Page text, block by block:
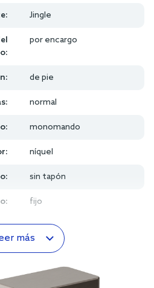
Jingle
por encargo
de pie
normal
monomando
níquel
sin tapón
fijo
más